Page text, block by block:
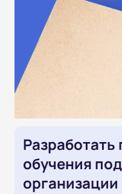
обучения
организации